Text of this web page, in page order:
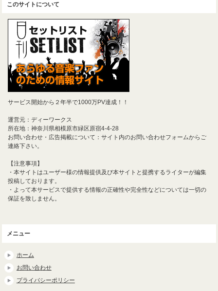
このサイトについて
サービス開始から２年半で1000万PV達成！！
運営元：ディーワークス
所在地：神奈川県相模原市緑区原宿4-4-28
お問い合わせ・広告掲載について：サイト内のお問い合わせフォームからご
連絡下さい。
【注意事項】
・本サイトはユーザー様の情報提供及び本サイトと提携するライターが編集
投稿しております。
・よって本サービスで提供する情報の正確性や完全性などについては一切の
保証を致しません。
メニュー
ホーム
お問い合わせ
プライバシーポリシー